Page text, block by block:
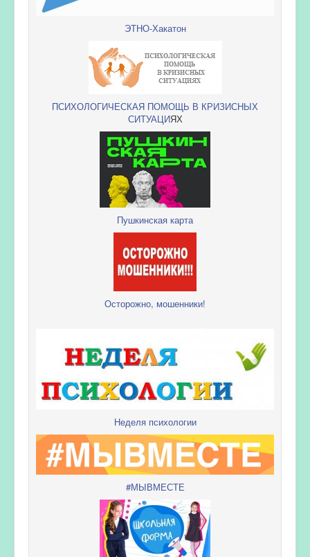
ЭТНО-Хакатон
ПСИХОЛОГИЧЕСКАЯ ПОМОЩЬ В КРИЗИСНЫХ
СИТУАЦИЯХ
Пушкинская карта
Осторожно, мошенники!
Неделя психологии
#МЫВМЕСТЕ